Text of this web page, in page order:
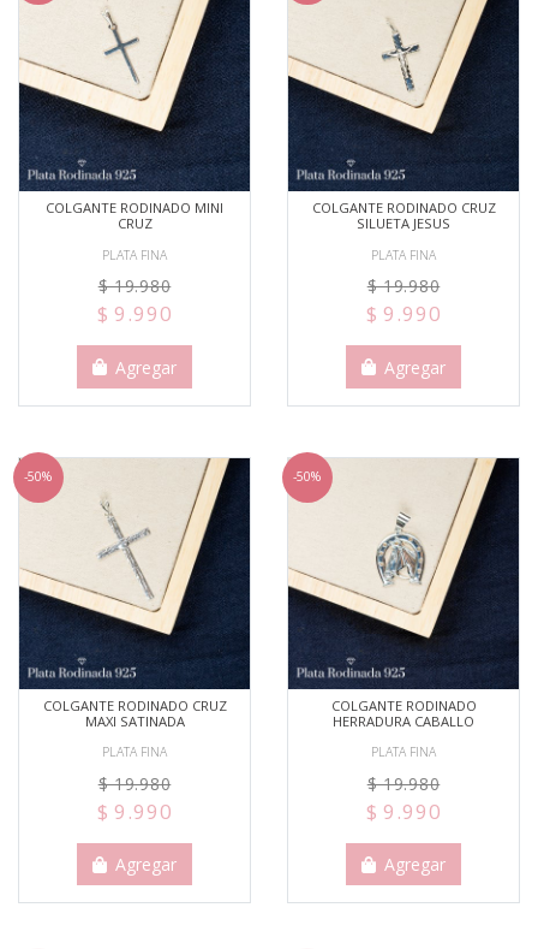
COLGANTE RODINADO MINI
CRUZ
PLATA FINA
$ 19.980
$ 9.990
Agregar
COLGANTE RODINADO CRUZ
SILUETA JESUS
PLATA FINA
$ 19.980
$ 9.990
Agregar
-50%
COLGANTE RODINADO CRUZ
MAXI SATINADA
PLATA FINA
$ 19.980
$ 9.990
Agregar
-50%
COLGANTE RODINADO
HERRADURA CABALLO
PLATA FINA
$ 19.980
$ 9.990
Agregar